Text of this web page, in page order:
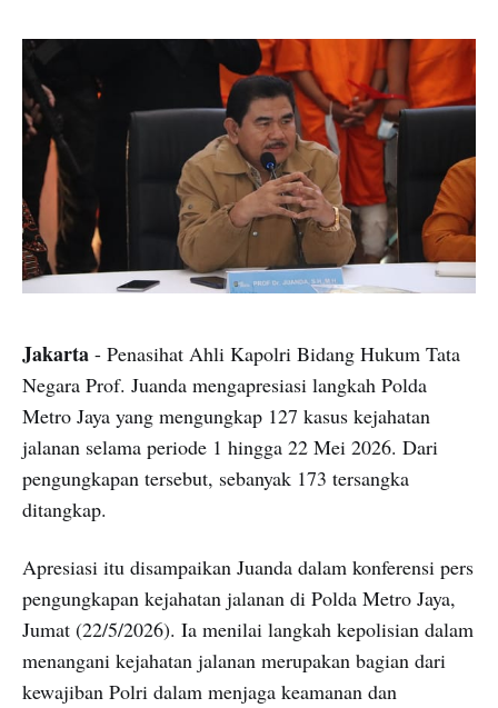
Jakarta - Penasihat Ahli Kapolri Bidang Hukum Tata
Negara Prof. Juanda mengapresiasi langkah Polda
Metro Jaya yang mengungkap 127 kasus kejahatan
jalanan selama periode 1 hingga 22 Mei 2026. Dari
pengungkapan tersebut, sebanyak 173 tersangka
ditangkap.
Apresiasi itu disampaikan Juanda dalam konferensi pers
pengungkapan kejahatan jalanan di Polda Metro Jaya,
Jumat (22/5/2026). Ia menilai langkah kepolisian dalam
menangani kejahatan jalanan merupakan bagian dari
kewajiban Polri dalam menjaga keamanan dan